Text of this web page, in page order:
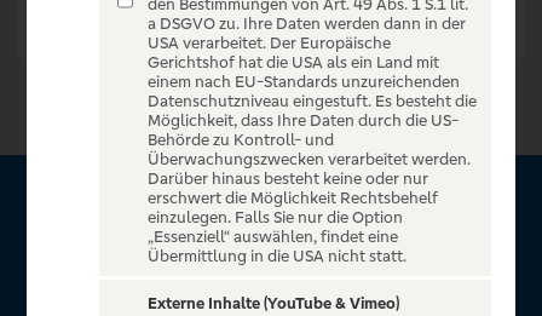
Über VR Entertain
für alle Kunden der Volksbanken Raiffeisenbanken. Auf
den Bestimmungen von Art. 49 Abs. 1 S.1 lit.
a DSGVO zu. Ihre Daten werden dann in der
USA verarbeitet. Der Europäische
Gerichtshof hat die USA als ein Land mit
einem nach EU-Standards unzureichenden
Datenschutzniveau eingestuft. Es besteht die
Möglichkeit, dass Ihre Daten durch die US-
Behörde zu Kontroll- und
Überwachungszwecken verarbeitet werden.
Darüber hinaus besteht keine oder nur
erschwert die Möglichkeit Rechtsbehelf
einzulegen. Falls Sie nur die Option
„Essenziell“ auswählen, findet eine
Übermittlung in die USA nicht statt.
Externe Inhalte (YouTube & Vimeo)